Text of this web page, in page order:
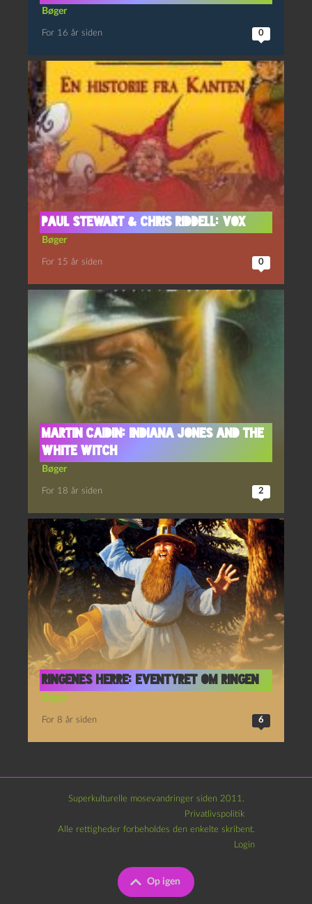
Bøger
For 16 år siden 0
Paul Stewart & Chris Riddell: Vox
Bøger
For 15 år siden 0
Martin Caidin: Indiana Jones and the
White Witch
Bøger
For 18 år siden 2
Ringenes Herre: Eventyret om Ringen
Bøger
For 8 år siden 6
Superkulturelle mosevandringer siden 2011.
Privatlivspolitik
Op igen
Alle rettigheder forbeholdes den enkelte skribent.
Login